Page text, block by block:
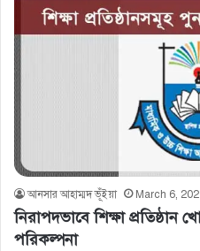
আনসার আহাম্মদ ভূঁইয়া March 6,
নিরাপদভাবে শিক্ষা প্রতিষ্ঠান
পরিকল্পনা